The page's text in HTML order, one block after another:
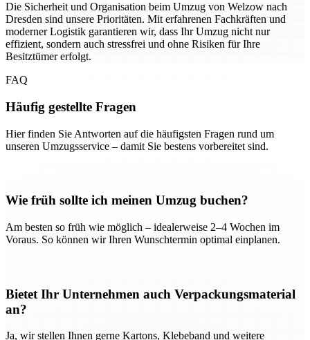
Die Sicherheit und Organisation beim Umzug von Welzow nach
Dresden sind unsere Prioritäten. Mit erfahrenen Fachkräften und
moderner Logistik garantieren wir, dass Ihr Umzug nicht nur
effizient, sondern auch stressfrei und ohne Risiken für Ihre
Besitztümer erfolgt.
FAQ
Häufig gestellte Fragen
Hier finden Sie Antworten auf die häufigsten Fragen rund um
unseren Umzugsservice – damit Sie bestens vorbereitet sind.
Wie früh sollte ich meinen Umzug buchen?
Am besten so früh wie möglich – idealerweise 2–4 Wochen im
Voraus. So können wir Ihren Wunschtermin optimal einplanen.
Bietet Ihr Unternehmen auch Verpackungsmaterial
an?
Ja, wir stellen Ihnen gerne Kartons, Klebeband und weitere